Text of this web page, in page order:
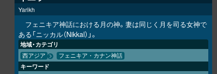
Yarikh
フェニキア神話における月の神。妻は同じく月を司る女神で
ある「ニッカル（Nikkal）」。
地域・カテゴリ
西アジア フェニキア・カナン神話
キーワード